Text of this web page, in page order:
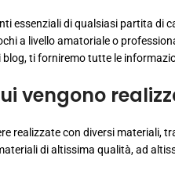
essenziali di qualsiasi partita di
a livello amatoriale o
ti forniremo tutte le
vengono
realizzate con diversi materiali,
di altissima qualità, ad